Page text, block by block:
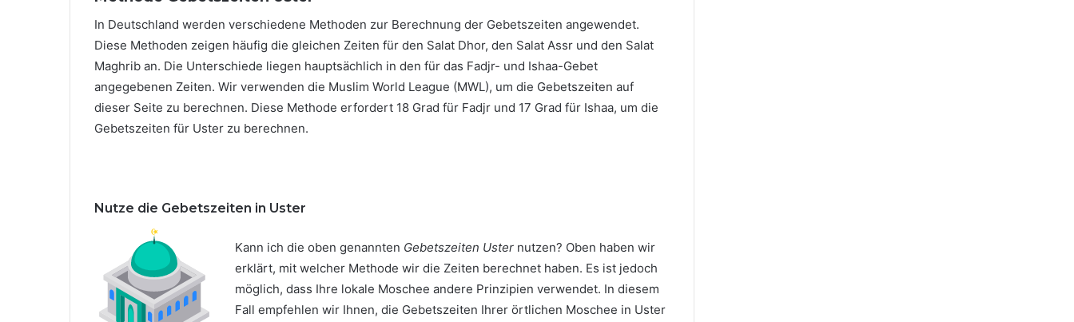
In Deutschland werden verschiedene Methoden zur Berechnung der Gebetszeiten angewendet.
Diese Methoden zeigen häufig die gleichen Zeiten für den Salat Dhor, den Salat Assr und den Salat
Maghrib an. Die Unterschiede liegen hauptsächlich in den für das Fadjr- und Ishaa-Gebet
angegebenen Zeiten. Wir verwenden die Muslim World League (MWL), um die Gebetszeiten auf
dieser Seite zu berechnen. Diese Methode erfordert 18 Grad für Fadjr und 17 Grad für Ishaa, um die
Gebetszeiten für Uster zu berechnen.
Nutze die Gebetszeiten in Uster
Kann ich die oben genannten Gebetszeiten Uster nutzen? Oben haben wir
erklärt, mit welcher Methode wir die Zeiten berechnet haben. Es ist jedoch
möglich, dass Ihre lokale Moschee andere Prinzipien verwendet. In diesem
Fall empfehlen wir Ihnen, die Gebetszeiten Ihrer örtlichen Moschee in Uster